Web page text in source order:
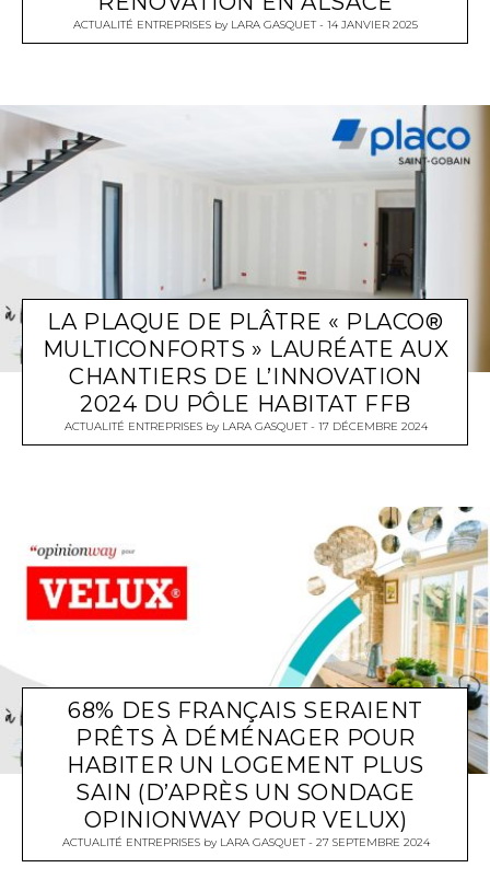
ACTUALITÉ ENTREPRISES by LARA GASQUET 14 JANVIER 2025
LA PLAQUE DE PLÂTRE « PLACO®
MULTICONFORTS » LAURÉATE AUX
CHANTIERS DE L’INNOVATION
2024 DU PÔLE HABITAT FFB
ACTUALITÉ ENTREPRISESby LARA GASQUET 17 DÉCEMBRE 2024
68% DES FRANÇAIS SERAIENT
PRÊTS À DÉMÉNAGER POUR
HABITER UN LOGEMENT PLUS
SAIN (D’APRÈS UN SONDAGE
OPINIONWAY POUR VELUX)
ACTUALITÉ ENTREPRISESby LARA GASQUET 27 SEPTEMBRE 2024